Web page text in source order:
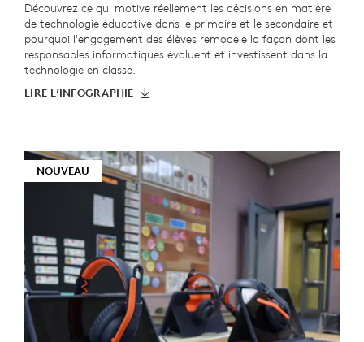
Découvrez ce qui motive réellement les décisions en matière
de technologie éducative dans le primaire et le secondaire et
pourquoi l'engagement des élèves remodèle la façon dont les
responsables informatiques évaluent et investissent dans la
technologie en classe.
LIRE L’INFOGRAPHIE
NOUVEAU